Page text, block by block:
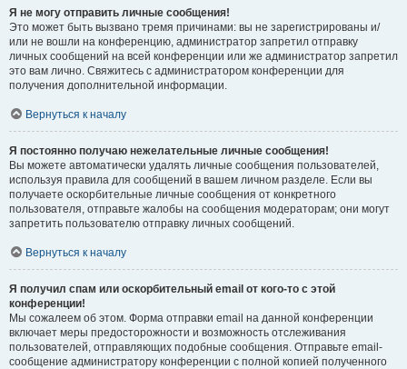
Я не могу отправить личные сообщения!
Это может быть вызвано тремя причинами: вы не зарегистрированы и/
или не вошли на конференцию, администратор запретил отправку
личных сообщений на всей конференции или же администратор запретил
это вам лично. Свяжитесь с администратором конференции для
получения дополнительной информации.
Вернуться к началу
Я постоянно получаю нежелательные личные сообщения!
Вы можете автоматически удалять личные сообщения пользователей,
используя правила для сообщений в вашем личном разделе. Если вы
получаете оскорбительные личные сообщения от конкретного
пользователя, отправьте жалобы на сообщения модераторам; они могут
запретить пользователю отправку личных сообщений.
Вернуться к началу
Я получил спам или оскорбительный email от кого-то с этой
конференции!
Мы сожалеем об этом. Форма отправки email на данной конференции
включает меры предосторожности и возможность отслеживания
пользователей, отправляющих подобные сообщения. Отправьте email-
сообщение администратору конференции с полной копией полученного